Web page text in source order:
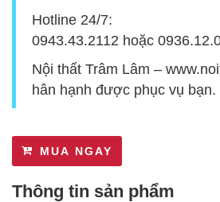
Hotline 24/7:
0943.43.2112 hoặc
Nội thất Trâm Lâm –
hân hạnh được phục vụ bạn.
MUA NGAY
Thông tin sản phẩm